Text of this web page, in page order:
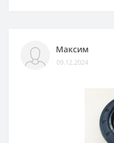
Максим
09.12.2024